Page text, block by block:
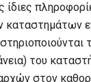
ίδιες
καταστημάτων
του
στον